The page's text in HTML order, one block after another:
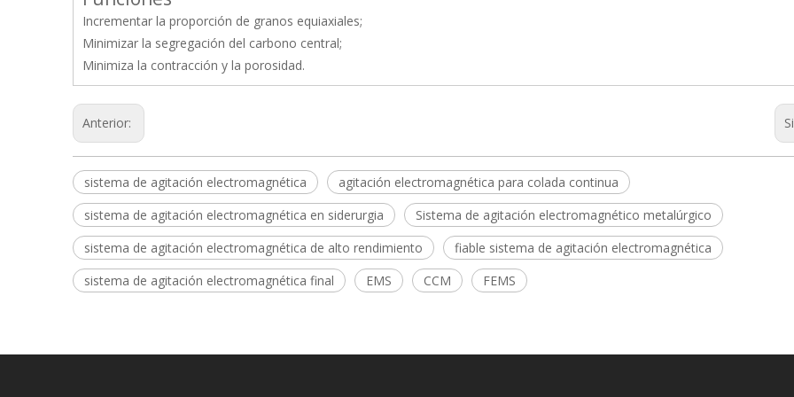
Incrementar la proporción de granos equiaxiales;
Minimizar la segregación del carbono central;
Minimiza la contracción y la porosidad.
Anterior:
sistema de agitación electromagnética
agitación electromagnética para colada continua
sistema de agitación electromagnética en siderurgia
Sistema de agitación electromagnético metalúrgico
sistema de agitación electromagnética de alto rendimiento
fiable sistema de agitación electromagnética
sistema de agitación electromagnética final
EMS CCM FEMS